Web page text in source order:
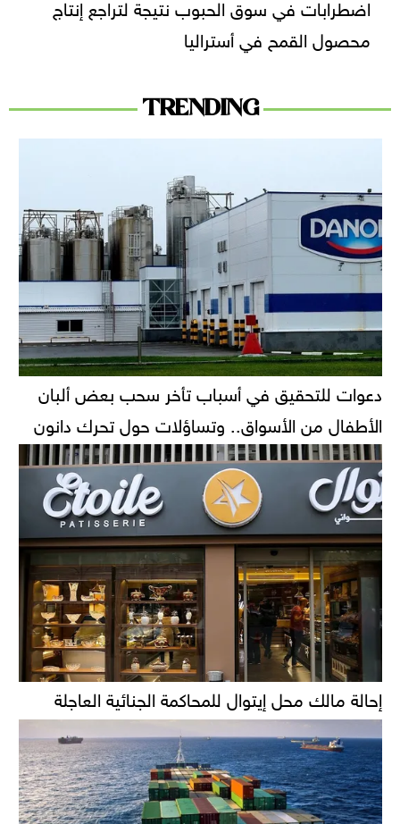
محصول القمح في أستراليا
TRENDING
دعوات للتحقيق في أسباب تأخر سحب بعض ألبان
الأطفال من الأسواق.. وتساؤلات حول تحرك دانون
إحالة مالك محل إيتوال للمحاكمة الجنائية العاجلة